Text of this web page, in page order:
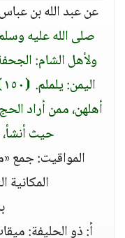
عن عبد الله بن
صلى الله عليه
ولأهل الشام:
أهلهن، ممن أراد
حيث
المواقيت: جمع
أ: ذو الحليفة: